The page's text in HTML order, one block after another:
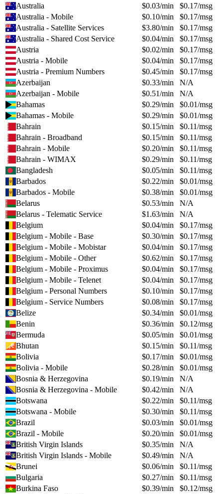
Australia
$0.03/min $0.17/msg
Australia - Mobile
$0.10/min $0.17/msg
Australia - Satellite Services
$3.80/min $0.17/msg
Australia - Shared Cost Service
$0.04/min $0.17/msg
Austria
$0.02/min $0.17/msg
Austria - Mobile
$0.04/min $0.17/msg
Austria - Premium Numbers
$0.45/min $0.17/msg
Azerbaijan
$0.33/min
N/A
Azerbaijan - Mobile
$0.51/min
N/A
Bahamas
$0.29/min $0.01/msg
Bahamas - Mobile
$0.29/min $0.01/msg
Bahrain
$0.15/min $0.11/msg
Bahrain - Broadband
$0.15/min $0.11/msg
Bahrain - Mobile
$0.20/min $0.11/msg
Bahrain - WIMAX
$0.29/min $0.11/msg
Bangladesh
$0.05/min $0.11/msg
Barbados
$0.22/min $0.01/msg
Barbados - Mobile
$0.38/min $0.01/msg
Belarus
$0.53/min
N/A
Belarus - Telematic Service
$1.63/min
N/A
Belgium
$0.04/min $0.17/msg
Belgium - Mobile - Base
$0.30/min $0.17/msg
Belgium - Mobile - Mobistar
$0.04/min $0.17/msg
Belgium - Mobile - Other
$0.62/min $0.17/msg
Belgium - Mobile - Proximus
$0.04/min $0.17/msg
Belgium - Mobile - Telenet
$0.04/min $0.17/msg
Belgium - Personal Numbers
$0.10/min $0.17/msg
Belgium - Service Numbers
$0.08/min $0.17/msg
Belize
$0.34/min $0.01/msg
Benin
$0.36/min $0.12/msg
Bermuda
$0.05/min $0.01/msg
Bhutan
$0.15/min $0.11/msg
Bolivia
$0.17/min $0.01/msg
Bolivia - Mobile
$0.28/min $0.01/msg
Bosnia & Herzegovina
$0.19/min
N/A
Bosnia & Herzegovina - Mobile
$0.42/min
N/A
Botswana
$0.22/min $0.11/msg
Botswana - Mobile
$0.30/min $0.11/msg
Brazil
$0.03/min $0.01/msg
Brazil - Mobile
$0.20/min $0.01/msg
British Virgin Islands
$0.35/min
N/A
British Virgin Islands - Mobile
$0.49/min
N/A
Brunei
$0.06/min $0.11/msg
Bulgaria
$0.27/min $0.11/msg
Burkina Faso
$0.39/min $0.12/msg